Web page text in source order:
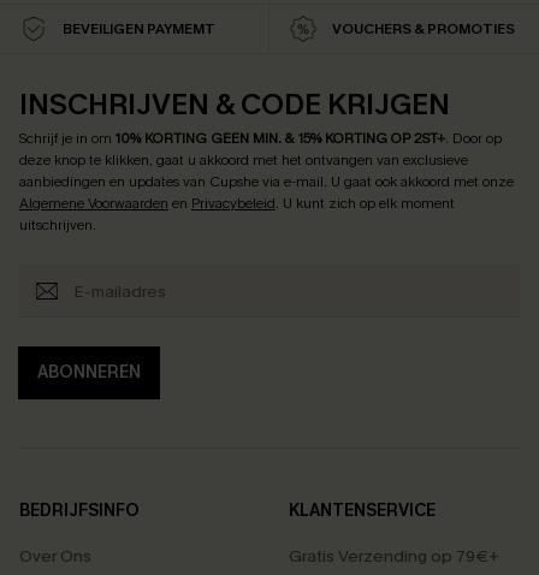
BEVEILIGEN PAYMEMT VOUCHERS & PROMOTIES
INSCHRIJVEN & CODE KRIJGEN
Schrijf je in om 10% KORTING GEEN MIN. & 15% KORTING OP 2ST+. Door op
deze knop te klikken, gaat u akkoord met het ontvangen van exclusieve
aanbiedingen en updates van Cupshe via e-mail. U gaat ook akkoord met onze
Algemene Voorwaarden en Privacybeleid. U kunt zich op elk moment
uitschrijven.
ABONNEREN
BEDRIJFSINFO
Over Ons
KLANTENSERVICE
Gratis Verzending op 79€+